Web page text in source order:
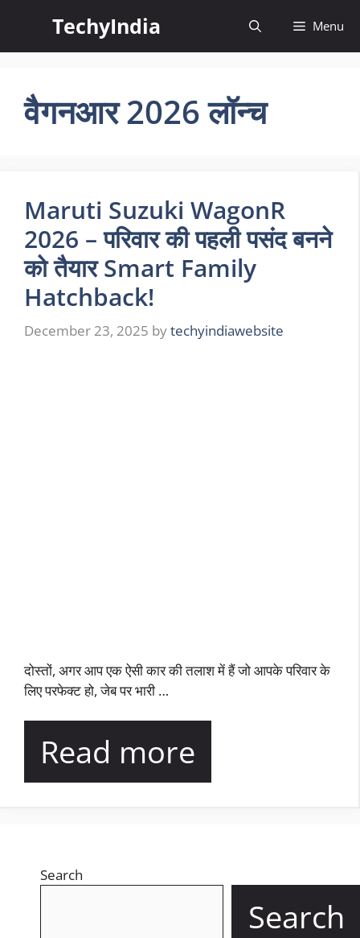
content
TechyIndia Menu
वैगनआर 2026 लॉन्च
Maruti Suzuki WagonR
2026 – परिवार की पहली पसंद बनने
को तैयार Smart Family
Hatchback!
December 23, 2025 bytechyindiawebsite
दोस्तों, अगर आप एक ऐसी कार की तलाश में हैं जो आपके परिवार के
लिए परफेक्ट हो, जेब पर भारी …
Read more
Search
Search